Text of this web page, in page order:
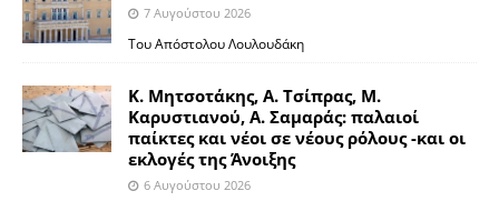
7 Αυγούστου 2026
Του Απόστολου Λουλουδάκη
Κ. Μητσοτάκης, Α. Τσίπρας, Μ.
Καρυστιανού, Α. Σαμαράς: παλαιοί
παίκτες και νέοι σε νέους ρόλους -και οι
εκλογές της Άνοιξης
6 Αυγούστου 2026